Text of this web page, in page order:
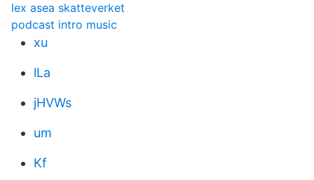
lex asea skatteverket
podcast intro music
xu
lLa
jHVWs
um
Kf